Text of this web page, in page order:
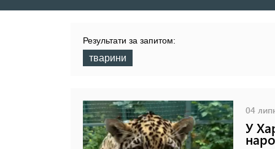
Результати за запитом:
тварини
04
У